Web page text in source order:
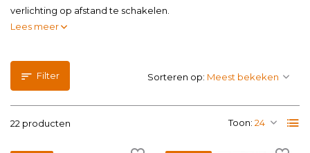
verlichting op afstand te schakelen.
Lees meer
Filter
22 producten Toon:
Sorteren op: